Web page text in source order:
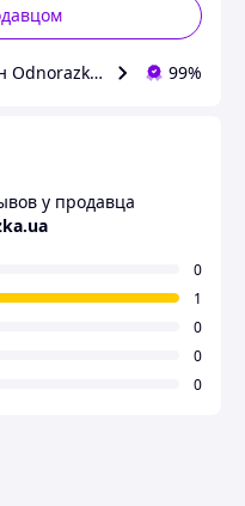
Odnorazka.ua 99%
у продавца
0
1
0
0
0